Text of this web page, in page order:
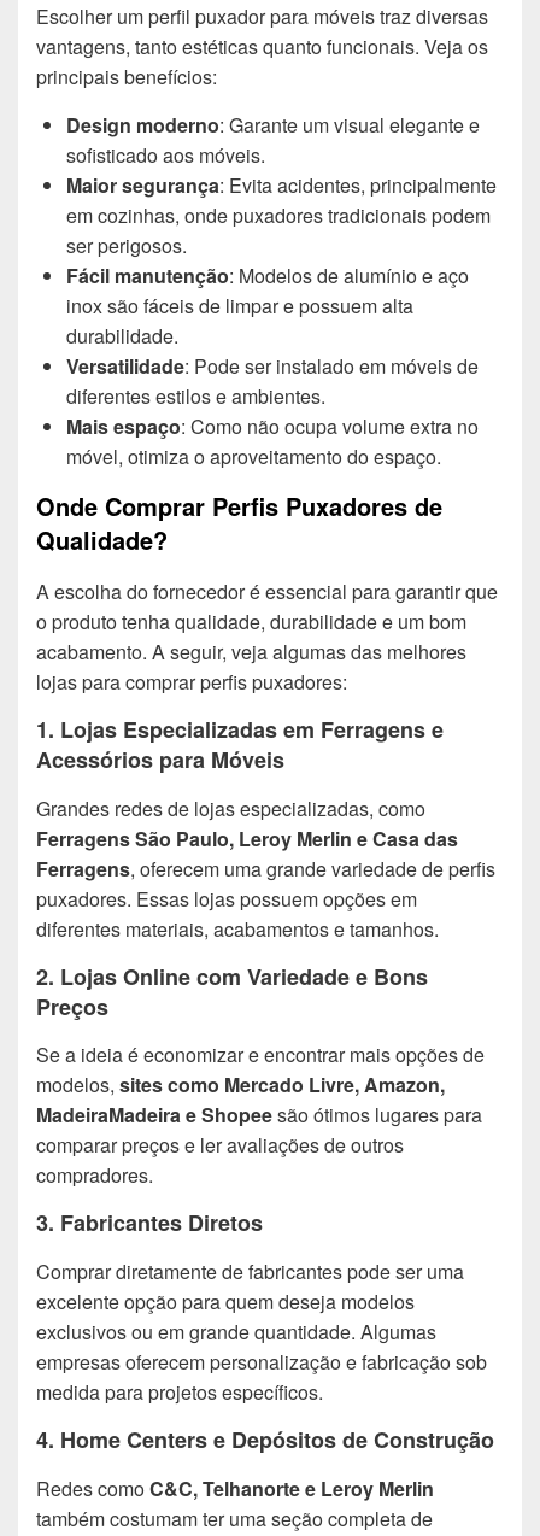
Escolher um perfil puxador para móveis traz diversas
vantagens, tanto estéticas quanto funcionais. Veja os
principais benefícios:
Design moderno: Garante um visual elegante e
sofisticado aos móveis.
Maior segurança: Evita acidentes, principalmente
em cozinhas, onde puxadores tradicionais podem
ser perigosos.
Fácil manutenção: Modelos de alumínio e aço
inox são fáceis de limpar e possuem alta
durabilidade.
Versatilidade: Pode ser instalado em móveis de
diferentes estilos e ambientes.
Mais espaço: Como não ocupa volume extra no
móvel, otimiza o aproveitamento do espaço.
Onde Comprar Perfis Puxadores de
Qualidade?
A escolha do fornecedor é essencial para garantir que
o produto tenha qualidade, durabilidade e um bom
acabamento. A seguir, veja algumas das melhores
lojas para comprar perfis puxadores:
1. Lojas Especializadas em Ferragens e
Acessórios para Móveis
Grandes redes de lojas especializadas, como
Ferragens São Paulo, Leroy Merlin e Casa das
Ferragens, oferecem uma grande variedade de perfis
puxadores. Essas lojas possuem opções em
diferentes materiais, acabamentos e tamanhos.
2. Lojas Online com Variedade e Bons
Preços
Se a ideia é economizar e encontrar mais opções de
modelos, sites como Mercado Livre, Amazon,
MadeiraMadeira e Shopeesão ótimos lugares para
comparar preços e ler avaliações de outros
compradores.
3. Fabricantes Diretos
Comprar diretamente de fabricantes pode ser uma
excelente opção para quem deseja modelos
exclusivos ou em grande quantidade. Algumas
empresas oferecem personalização e fabricação sob
medida para projetos específicos.
4. Home Centers e Depósitos de Construção
Redes comoC&C, Telhanorte e Leroy Merlin
também costumam ter uma seção completa de